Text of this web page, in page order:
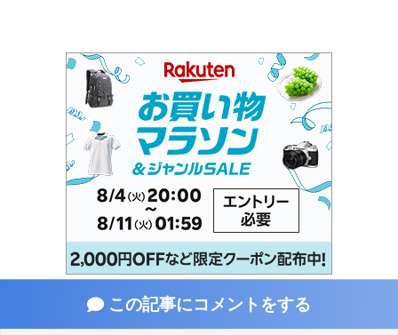
この記事にコメントをする